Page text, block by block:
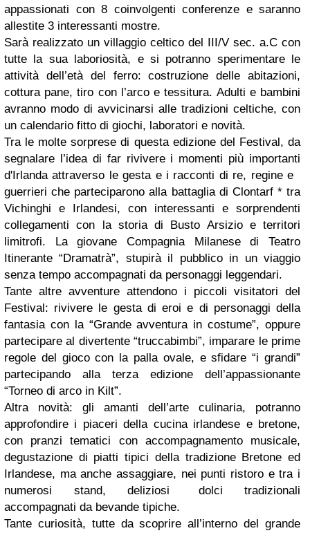
appassionati con 8 coinvolgenti conferenze e saranno
allestite 3 interessanti mostre.
Sarà realizzato un villaggio celtico del III/V sec. a.C con
tutte la sua laboriosità, e si potranno sperimentare le
attività dell’età del ferro: costruzione delle abitazioni,
cottura pane, tiro con l’arco e tessitura. Adulti e bambini
avranno modo di avvicinarsi alle tradizioni celtiche, con
un calendario fitto di giochi, laboratori e novità.
Tra le molte sorprese di questa edizione del Festival, da
segnalare l’idea di far rivivere i momenti più importanti
d'Irlanda attraverso le gesta e i racconti di re, regine e
guerrieri che parteciparono alla battaglia di Clontarf * tra
Vichinghi e Irlandesi, con interessanti e sorprendenti
collegamenti con la storia di Busto Arsizio e territori
limitrofi. La giovane Compagnia Milanese di Teatro
Itinerante “Dramatrà”, stupirà il pubblico in un viaggio
senza tempo accompagnati da personaggi leggendari.
Tante altre avventure attendono i piccoli visitatori del
Festival: rivivere le gesta di eroi e di personaggi della
fantasia con la “Grande avventura in costume”, oppure
partecipare al divertente “truccabimbi”, imparare le prime
regole del gioco con la palla ovale, e sfidare “i grandi”
partecipando alla terza edizione dell’appassionante
“Torneo di arco in Kilt”.
Altra novità: gli amanti dell’arte culinaria, potranno
approfondire i piaceri della cucina irlandese e bretone,
con pranzi tematici con accompagnamento musicale,
degustazione di piatti tipici della tradizione Bretone ed
Irlandese, ma anche assaggiare, nei punti ristoro e tra i
numerosi stand, deliziosi dolci tradizionali
accompagnati da bevande tipiche.
Tante curiosità, tutte da scoprire all’interno del grande